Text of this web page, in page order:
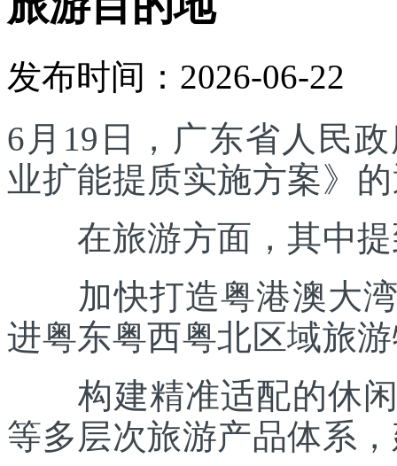
发布时间：2026-06-22
6月19日，广东省人民
业扩能提质实施方案》
在旅游方面，其中提
加快打造粤港澳大湾
进粤东粤西粤北区域旅
构建精准适配的休闲
等多层次旅游产品体系